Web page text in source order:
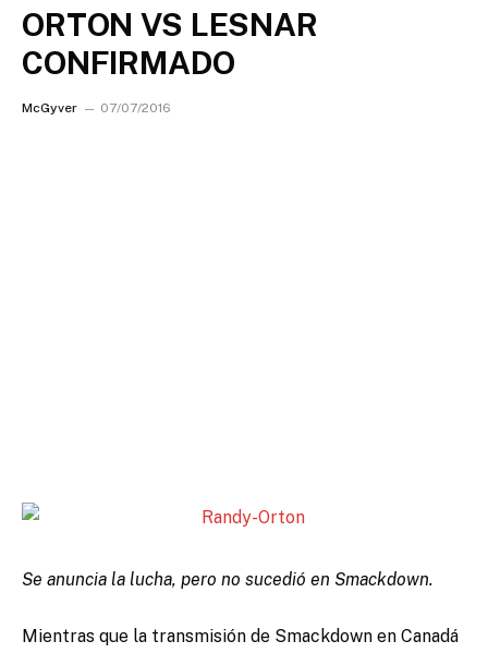
ORTON VS LESNAR
CONFIRMADO
McGyver 07/07/2016
Se anuncia la lucha, pero no sucedió en Smackdown.
Mientras que la transmisión de Smackdown en Canadá